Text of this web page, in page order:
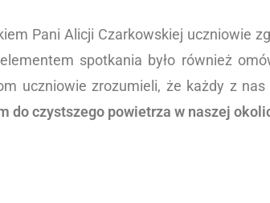
Pani Alicji Czarkowskiej uczniowie
spotkania było również
uczniowie zrozumieli, że każdy z
do czystszego powietrza w naszej